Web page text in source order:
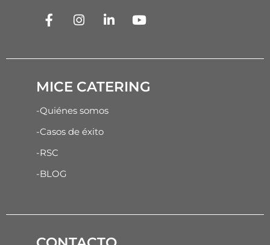
MICE CATERING
-Quiénes somos
-Casos de éxito
-RSC
-BLOG